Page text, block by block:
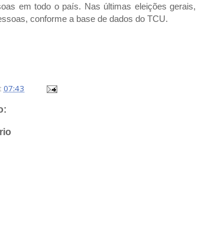
em todo o país. Nas últimas eleições gerais,
conforme a base de dados do TCU.
07:43